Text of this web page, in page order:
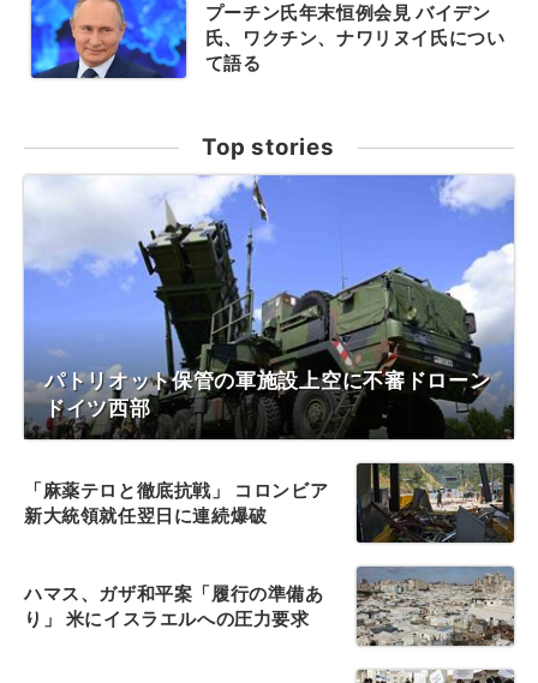
プーチン氏年末恒例会見 バイデン
氏、ワクチン、ナワリヌイ氏につい
て語る
Top stories
パトリオット保管の軍施設上空に不審ドローン
ドイツ西部
「麻薬テロと徹底抗戦」 コロンビア
新大統領就任翌日に連続爆破
ハマス、ガザ和平案「履行の準備あ
り」 米にイスラエルへの圧力要求